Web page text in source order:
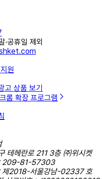
·공휴일 제외
원
고 상품 보기
크롬 확장 프로그램
테헤란로 211 3층 ㈜위시켓
: 209-81-57303
제2018-서울강남-02337 호